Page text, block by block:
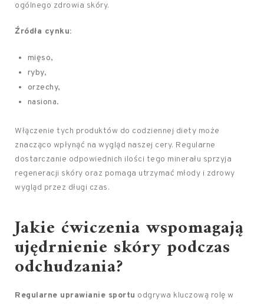
ogólnego zdrowia skóry.
Źródła cynku:
mięso,
ryby,
orzechy,
nasiona.
Włączenie tych produktów do codziennej diety może
znacząco wpłynąć na wygląd naszej cery. Regularne
dostarczanie odpowiednich ilości tego minerału sprzyja
regeneracji skóry oraz pomaga utrzymać młody i zdrowy
wygląd przez długi czas.
Jakie ćwiczenia wspomagają
ujędrnienie skóry podczas
odchudzania?
Regularne uprawianie sportu odgrywa kluczową rolę w